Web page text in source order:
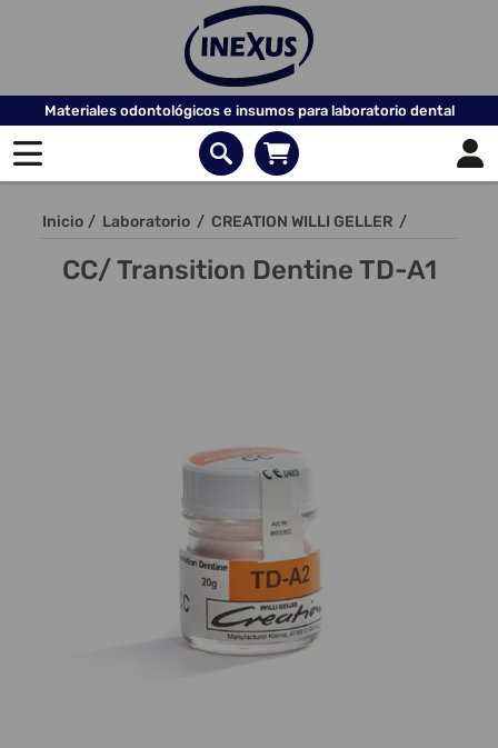
Materiales odontológicos e insumos para laboratorio dental
Inicio / Laboratorio / CREATION WILLI GELLER /
CC/ Transition Dentine TD-A1